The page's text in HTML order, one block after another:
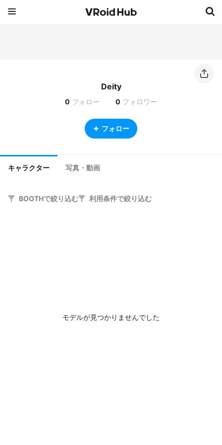
Deity
0 フォロー 0 フォロワー
フォロー
キャラクター 写真・動画
BOOTHで絞り込む 利用条件で絞り込む
モデルが見つかりませんでした